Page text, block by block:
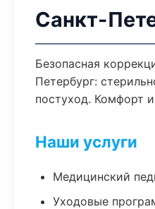
Санкт-
Безопасная
Петербург:
постуход. Комфорт
Наши услуги
Медицинский
Уходовые